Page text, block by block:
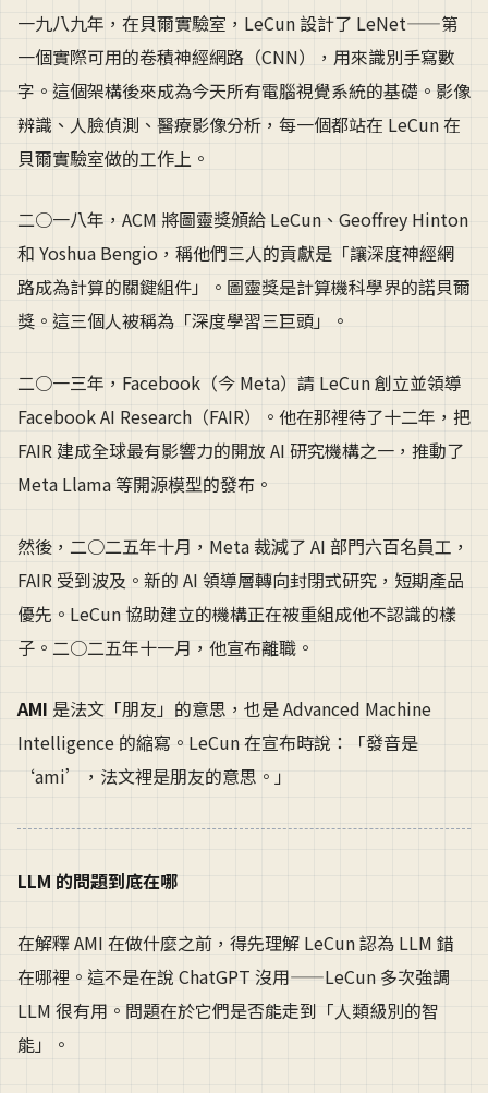
一九八九年，在貝爾實驗室，LeCun 設計了 LeNet——第
一個實際可用的卷積神經網路（CNN），用來識別手寫數
字。這個架構後來成為今天所有電腦視覺系統的基礎。影像
辨識、人臉偵測、醫療影像分析，每一個都站在 LeCun 在
貝爾實驗室做的工作上。
二○一八年，ACM 將圖靈獎頒給 LeCun、Geoffrey Hinton
和 Yoshua Bengio，稱他們三人的貢獻是「讓深度神經網
路成為計算的關鍵組件」。圖靈獎是計算機科學界的諾貝爾
獎。這三個人被稱為「深度學習三巨頭」。
二○一三年，Facebook（今 Meta）請 LeCun 創立並領導
Facebook AI Research（FAIR）。他在那裡待了十二年，把
FAIR 建成全球最有影響力的開放 AI 研究機構之一，推動了
Meta Llama 等開源模型的發布。
然後，二○二五年十月，Meta 裁減了 AI 部門六百名員工，
FAIR 受到波及。新的 AI 領導層轉向封閉式研究，短期產品
優先。LeCun 協助建立的機構正在被重組成他不認識的樣
子。二○二五年十一月，他宣布離職。
AMI 是法文「朋友」的意思，也是 Advanced Machine
Intelligence 的縮寫。LeCun 在宣布時說：「發音是
‘ami’，法文裡是朋友的意思。」
LLM 的問題到底在哪
在解釋 AMI 在做什麼之前，得先理解 LeCun 認為 LLM 錯
在哪裡。這不是在說 ChatGPT 沒用——LeCun 多次強調
LLM 很有用。問題在於它們是否能走到「人類級別的智
能」。